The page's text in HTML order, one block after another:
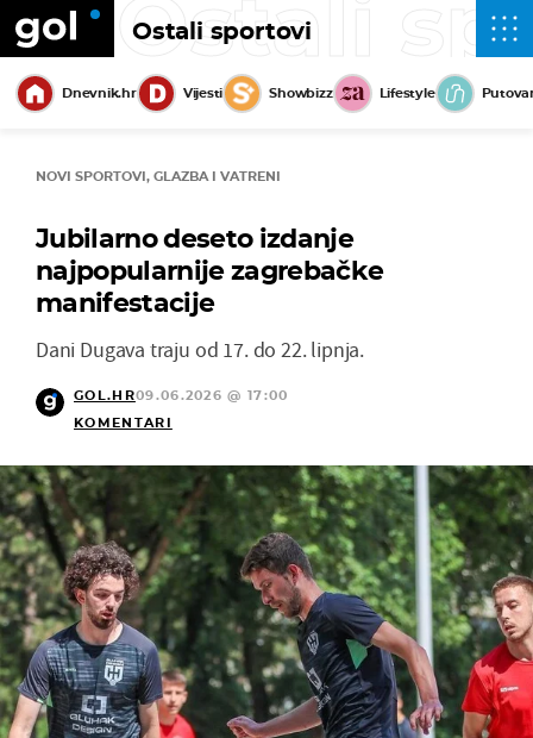
Ostali sportovi
Ostali
Dnevnik.hr Vijesti Showbizz Lifestyle
NOVI SPORTOVI, GLAZBA I VATRENI
Jubilarno deseto izdanje
najpopularnije zagrebačke
manifestacije
Dani Dugava traju od 17. do 22. lipnja.
GOL.HR09.06.2026 @ 17:00
KOMENTARI